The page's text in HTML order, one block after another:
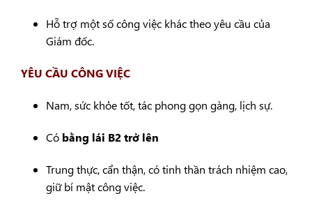
Hỗ trợ một số công việc khác theo yêu cầu của
Giám đốc.
YÊU CẦU CÔNG VIỆC
Nam, sức khỏe tốt, tác phong gọn gàng, lịch sự.
Có bằng lái B2 trở lên
Trung thực, cẩn thận, có tinh thần trách nhiệm cao,
giữ bí mật công việc.